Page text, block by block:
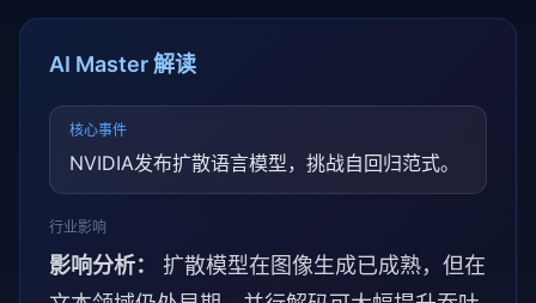
AI Master 解读
核心事件
NVIDIA发布扩散语言模型，挑战自回归范式。
行业影响
影响分析：
扩散模型在图像生成已成熟，但在